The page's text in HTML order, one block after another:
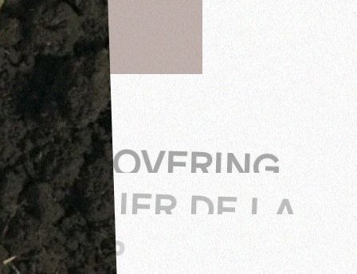
DISCOVERING
SALLIER DE LA
TOUR